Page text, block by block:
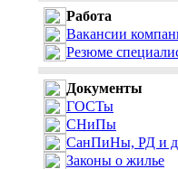
Работа
Вакансии
Резюме
Документы
ГОСТы
СНиПы
СанПиНы, РД и
Законы о жилье